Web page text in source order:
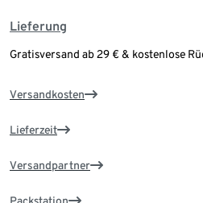
Lieferung
Gratisversand ab 29 € & kostenlose
Versandkosten
Lieferzeit
Versandpartner